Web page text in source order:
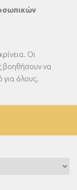
Οι
βοηθήσουν να
για όλους.